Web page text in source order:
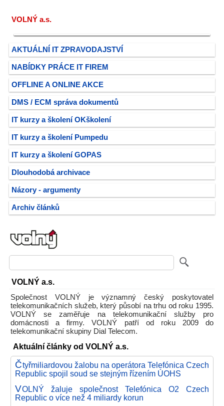
VOLNÝ a.s.
AKTUÁLNÍ IT ZPRAVODAJSTVÍ
NABÍDKY PRÁCE IT FIREM
OFFLINE A ONLINE AKCE
DMS / ECM správa dokumentů
IT kurzy a školení OKškolení
IT kurzy a školení Pumpedu
IT kurzy a školení GOPAS
Dlouhodobá archivace
Názory - argumenty
Archiv článků
VOLNÝ a.s.
Společnost VOLNÝ je významný český poskytovatel
telekomunikačních služeb, který působí na trhu od roku 1995.
VOLNÝ se zaměřuje na telekomunikační služby pro
domácnosti a firmy. VOLNÝ patří od roku 2009 do
telekomunikační skupiny Dial Telecom.
Aktuální články od VOLNÝ a.s.
Čtyřmiliardovou žalobu na operátora Telefónica Czech
Republic spojil soud se stejným řízením ÚOHS
VOLNÝ žaluje společnost Telefónica O2 Czech
Republic o více než 4 miliardy korun